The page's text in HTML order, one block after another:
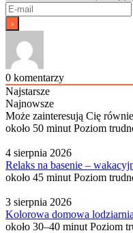
0 komentarzy
Najstarsze
Najnowsze
Może zainteresują Cię
około 50 minut Poziom
4 sierpnia 2026
Relaks na basenie –
około 45 minut Poziom
3 sierpnia 2026
Kolorowa domowa
około 30–40 minut Poziom